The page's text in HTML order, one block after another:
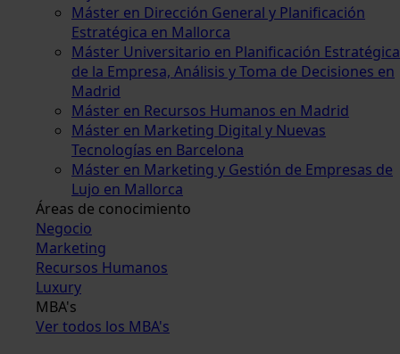
Máster en Dirección General y Planificación
Estratégica en Mallorca
Máster Universitario en Planificación Estratégica
de la Empresa, Análisis y Toma de Decisiones en
Madrid
Máster en Recursos Humanos en Madrid
Máster en Marketing Digital y Nuevas
Tecnologías en Barcelona
Máster en Marketing y Gestión de Empresas de
Lujo en Mallorca
Áreas de conocimiento
Negocio
Marketing
Recursos Humanos
Luxury
MBA's
Ver todos los MBA's